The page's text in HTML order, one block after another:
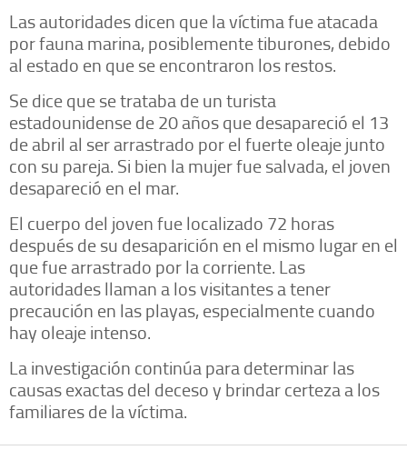
Las autoridades dicen que la víctima fue atacada
por fauna marina, posiblemente tiburones, debido
al estado en que se encontraron los restos.
Se dice que se trataba de un turista
estadounidense de 20 años que desapareció el 13
de abril al ser arrastrado por el fuerte oleaje junto
con su pareja. Si bien la mujer fue salvada, el joven
desapareció en el mar.
El cuerpo del joven fue localizado 72 horas
después de su desaparición en el mismo lugar en el
que fue arrastrado por la corriente. Las
autoridades llaman a los visitantes a tener
precaución en las playas, especialmente cuando
hay oleaje intenso.
La investigación continúa para determinar las
causas exactas del deceso y brindar certeza a los
familiares de la víctima.